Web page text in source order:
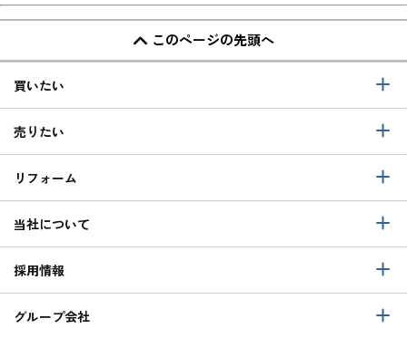
このページの先頭へ
買いたい
売りたい
リフォーム
当社について
採用情報
グループ会社